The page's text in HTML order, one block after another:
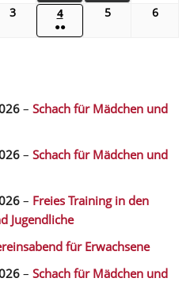
3 4
●●
5 6
– Schach für Mädchen und
– Schach für Mädchen und
– Freies Training in den
Jugendliche
für Erwachsene
– Schach für Mädchen und